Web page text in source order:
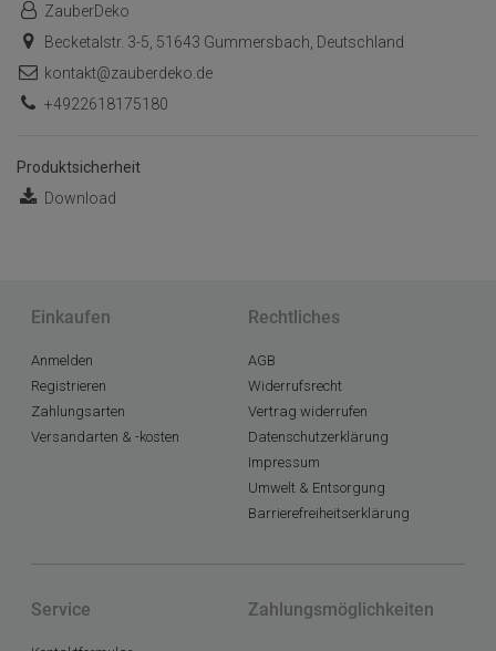
ZauberDeko
Becketalstr. 3-5, 51643 Gummersbach, Deutschland
kontakt@zauberdeko.de
+4922618175180
Produktsicherheit
Download
Einkaufen
Anmelden
Registrieren
Zahlungsarten
Versandarten & -kosten
Rechtliches
AGB
Widerrufsrecht
Vertrag widerrufen
Datenschutzerklärung
Impressum
Umwelt & Entsorgung
Barrierefreiheitserklärung
Service Zahlungsmöglichkeiten